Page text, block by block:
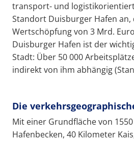
transport- und
Standort Duisburger Hafen an,
Wertschöpfung von 3 Mrd.
Duisburger Hafen ist der
Stadt: Über 50 000
indirekt von ihm abhängig
Die
Mit einer Grundfläche von 1550
Hafenbecken, 40 Kilometer